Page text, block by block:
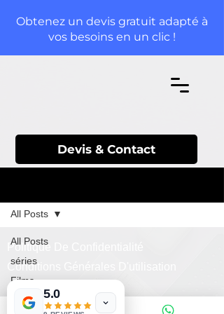
Obtenez un devis gratuit adapté à
vos besoins en un clic !
Devis & Contact
All Posts
séries
Films
All Posts
Politique De Confidentialité
Conditions Générales D'utilisation
5.0